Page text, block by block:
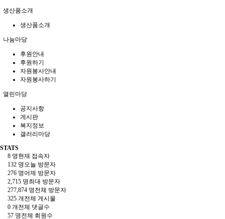
생산품소개
생산품소개
나눔마당
후원안내
후원하기
자원봉사안내
자원봉사하기
열린마당
공지사항
게시판
복지정보
갤러리마당
STATS
8 명현재 접속자
132 명오늘 방문자
276 명어제 방문자
2,715 명최대 방문자
277,874 명전체 방문자
325 개전체 게시물
0 개전체 댓글수
57 명전체 회원수